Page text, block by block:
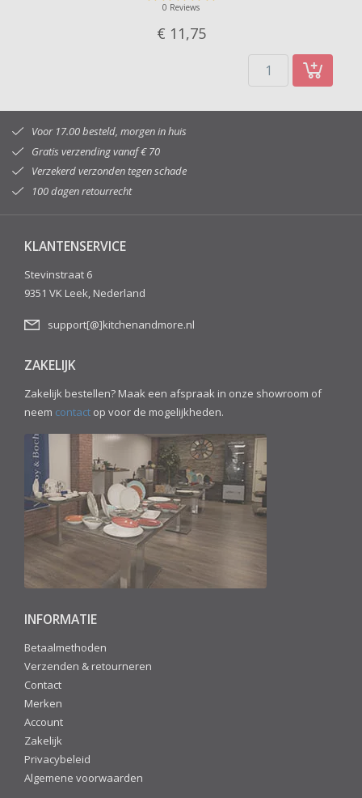
0 Reviews
€ 11,75
Voor 17.00 besteld, morgen in huis
Gratis verzending vanaf € 70
Verzekerd verzonden tegen schade
100 dagen retourrecht
KLANTENSERVICE
Stevinstraat 6
9351 VK Leek, Nederland
support[@]kitchenandmore.nl
ZAKELIJK
Zakelijk bestellen? Maak een afspraak in onze showroom of
neem contact op voor de mogelijkheden.
INFORMATIE
Betaalmethoden
Verzenden & retourneren
Contact
Merken
Account
Zakelijk
Privacybeleid
Algemene voorwaarden